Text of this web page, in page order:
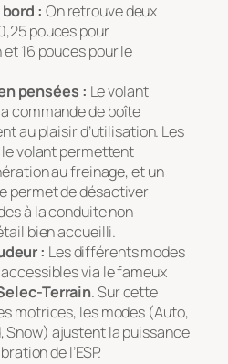
: On retrouve deux
pouces pour
16 pouces pour le
pensées : Le volant
commande de boîte
au plaisir d’utilisation. Les
volant permettent
au freinage, et un
permet de désactiver
à la conduite non
bien accueilli.
: Les différents modes
via le fameux
Terrain. Sur cette
motrices, les modes (Auto,
Snow) ajustent la puissance
de l’ESP.